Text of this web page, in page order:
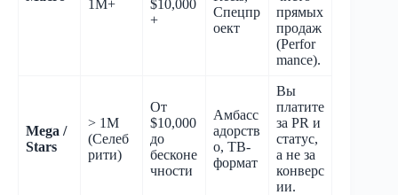
1M+
$10,000
+
Спецпр
оект
прямых
продаж
(Perfor
mance).
Mega /
Stars
> 1M
(Селеб
рити)
От
$10,000
до
бесконе
чности
Амбасс
адорств
о, ТВ-
формат
Вы
платите
за PR и
статус,
а не за
конверс
ии.